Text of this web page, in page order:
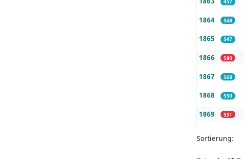
457
1864 548
1865 547
1866 580
1867 568
1868 550
1869 551
Sortierung: